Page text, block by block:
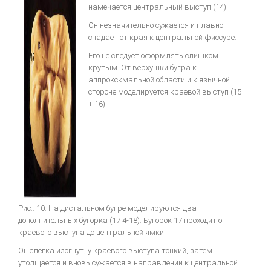
намечается центральный выступ (14).
Он незначительно сужается и плавно
спадает от края к центральной фиссуре.
Его не следует оформлять слишком
крутым. От верхушки бугра к
аппрокскмальной области и к язычной
стороне моделируется краевой выступ (15
+ 16).
Рис.. 10. На дистальном бугре моделируются два
дополнительных бугорка (17 4-18). Бугорок 17 проходит от
краевого выступа до центральной ямки.
Он слегка изогнут, у краевого выступа тонкий, затем
утолщается и вновь сужается в направлении к центральной